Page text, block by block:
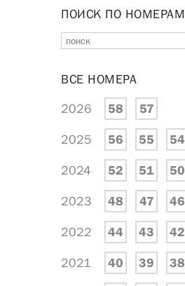
ПОИСК ПО НОМЕРАМ
ВСЕ НОМЕРА
2026 58 57
2025 56 55 54
2024 52 51 50
2023 48 47 46
2022 44 43 42
2021 40 39 38